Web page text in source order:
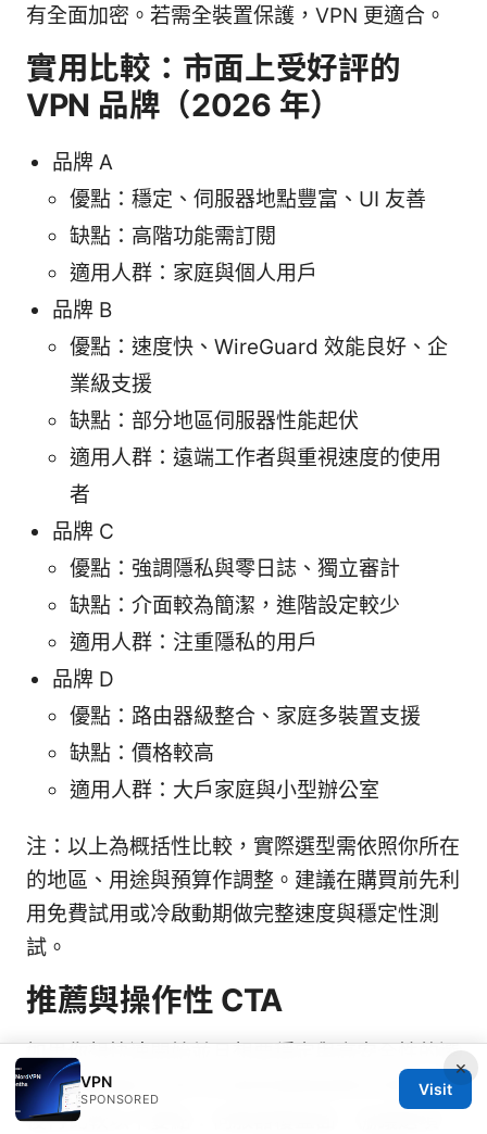
有全面加密。若需全裝置保護，VPN 更適合。
實用比較：市面上受好評的
VPN 品牌（2026 年）
品牌 A
優點：穩定、伺服器地點豐富、UI 友善
缺點：高階功能需訂閱
適用人群：家庭與個人用戶
品牌 B
優點：速度快、WireGuard 效能良好、企
業級支援
缺點：部分地區伺服器性能起伏
適用人群：遠端工作者與重視速度的使用
者
品牌 C
優點：強調隱私與零日誌、獨立審計
缺點：介面較為簡潔，進階設定較少
適用人群：注重隱私的用戶
品牌 D
優點：路由器級整合、家庭多裝置支援
缺點：價格較高
適用人群：大戶家庭與小型辦公室
注：以上為概括性比較，實際選型需依照你所在
的地區、用途與預算作調整。建議在購買前先利
用免費試用或冷啟動期做完整速度與穩定性測
試。
推薦與操作性 CTA
如果你想快速開始並且想要穩定與高安全性的選
擇，我建議先針對你的使用場景做需求清單，然
後再比較以下要點：伺服器覆蓋面、協議選項、
×
VPN
SPONSORED
Visit